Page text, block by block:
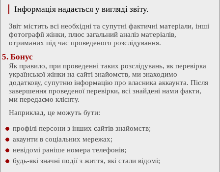
Інформація надається у вигляді звіту.
Звіт містить всі необхідні та супутні фактичні матеріали, інші
фотографії жінки, плюс загальний аналіз матеріалів,
отриманих під час проведеного розслідування.
5. Бонус
Як правило, при проведенні таких розслідувань, як перевірка
української жінки на сайті знайомств, ми знаходимо
додаткову, супутню інформацію про власника аккаунта. Після
завершення проведеної перевірки, всі знайдені нами факти,
ми передаємо клієнту.
Наприклад, це можуть бути:
профілі персони з інших сайтів знайомств;
акаунти в соціальних мережах;
невідомі раніше номера телефонів;
будь-які значні події з життя, які стали відомі;